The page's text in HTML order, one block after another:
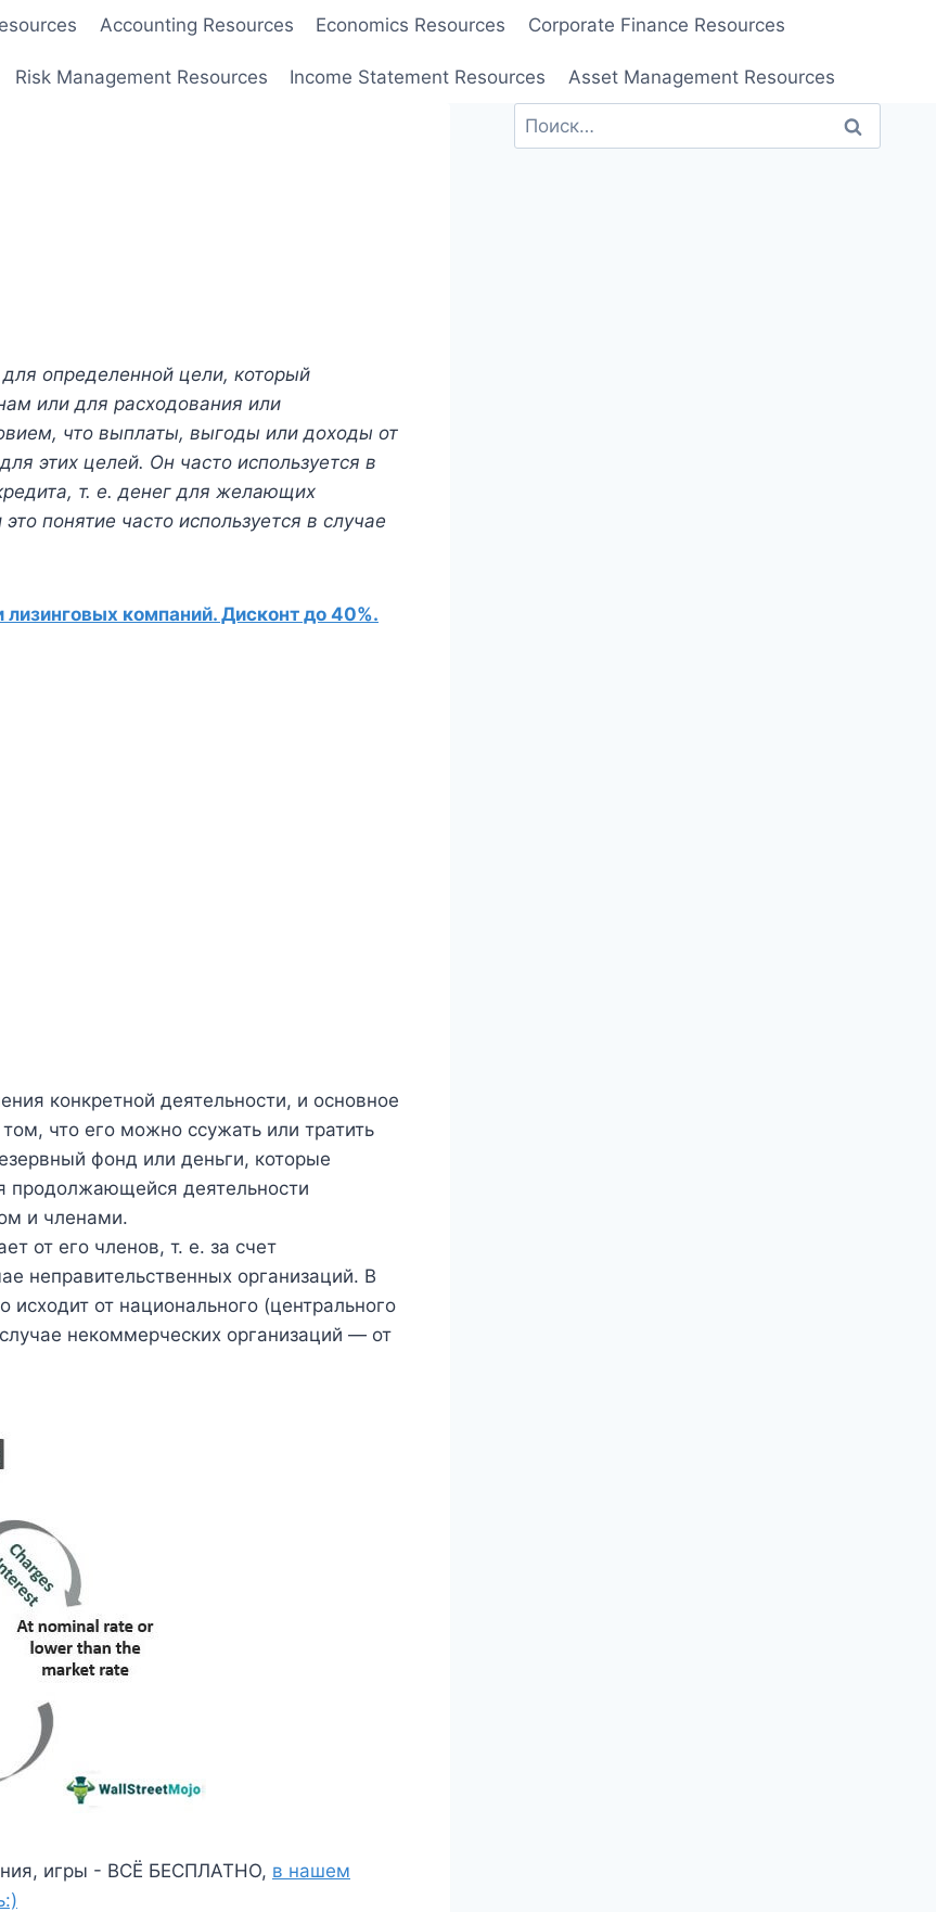
Accounting Resources Economics Resources Corporate Finance Resources
Risk Management Resources Income Statement Resources Asset Management Resources
определенной цели, который
или для расходования или
что выплаты, выгоды или доходы от
этих целей. Он часто используется в
т. е. денег для желающих
понятие часто используется в случае
компаний. Дисконт до 40%.
конкретной деятельности, и основное
что его можно ссужать или тратить
фонд или деньги, которые
продолжающейся деятельности
и членами.
от его членов, т. е. за счет
неправительственных организаций. В
исходит от национального (центрального
некоммерческих организаций — от
игры - ВСЁ БЕСПЛАТНО, в нашем
Найти: